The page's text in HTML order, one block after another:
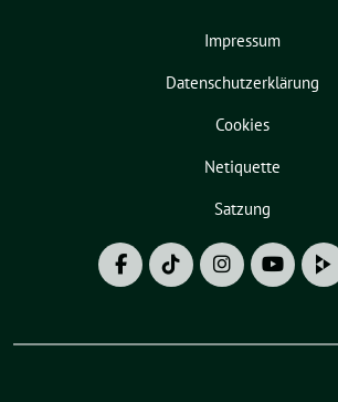
Impressum
Datenschutzerklärung
Cookies
Netiquette
Satzung